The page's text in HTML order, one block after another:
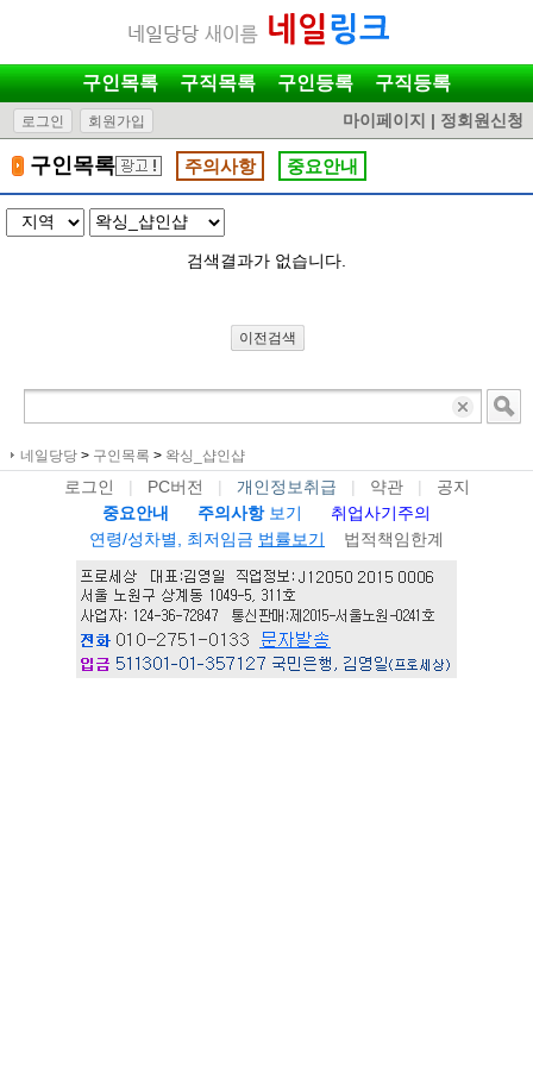
구인목록 구직목록 구인등록 구직등록
로그인 회원가입 마이페이지 | 정회원신청
구인목록 주의사항 중요안내
검색결과가 없습니다.
이전검색
네일당당 > 구인목록 > 왁싱_샵인샵
로그인 | PC버전 | 개인정보취급 | 약관 |
공지
중요안내
주의사항 보기
취업사기주의
연령/성차별, 최저임금 법률보기 법적책임한계